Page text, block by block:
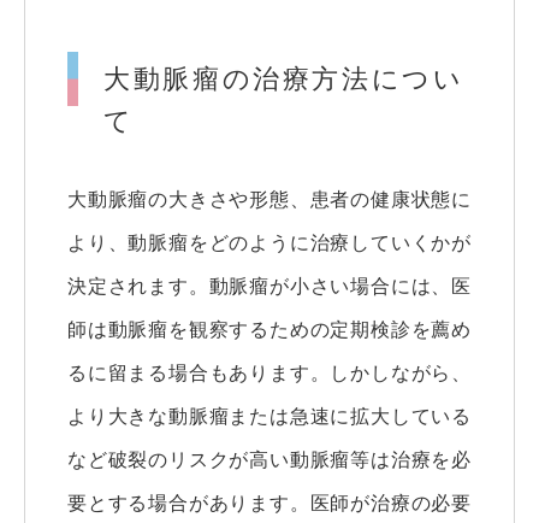
大動脈瘤の治療方法につい
て
大動脈瘤の大きさや形態、患者の健康状態に
より、動脈瘤をどのように治療していくかが
決定されます。動脈瘤が小さい場合には、医
師は動脈瘤を観察するための定期検診を薦め
るに留まる場合もあります。しかしながら、
より大きな動脈瘤または急速に拡大している
など破裂のリスクが高い動脈瘤等は治療を必
要とする場合があります。医師が治療の必要